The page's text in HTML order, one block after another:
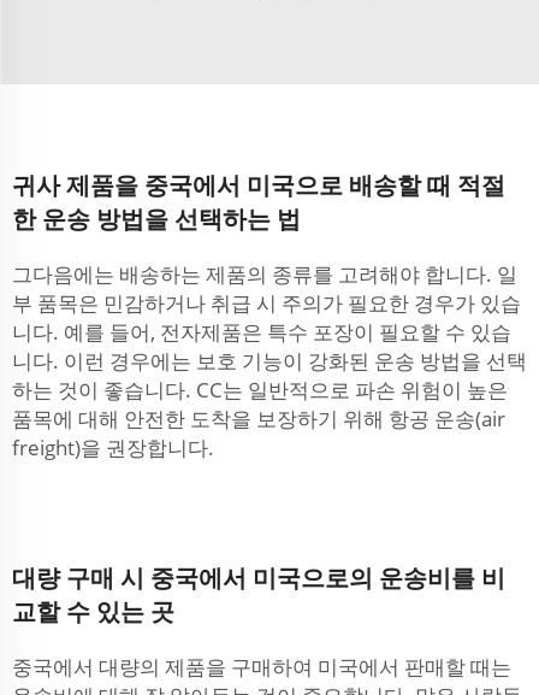
귀사 제품을 중국에서 미국으로 배송할 때 적절
한 운송 방법을 선택하는 법
그다음에는 배송하는 제품의 종류를 고려해야 합니다. 일
부 품목은 민감하거나 취급 시 주의가 필요한 경우가 있습
니다. 예를 들어, 전자제품은 특수 포장이 필요할 수 있습
니다. 이런 경우에는 보호 기능이 강화된 운송 방법을 선택
하는 것이 좋습니다. CC는 일반적으로 파손 위험이 높은
품목에 대해 안전한 도착을 보장하기 위해 항공 운송(air
freight)을 권장합니다.
대량 구매 시 중국에서 미국으로의 운송비를 비
교할 수 있는 곳
중국에서 대량의 제품을 구매하여 미국에서 판매할 때는